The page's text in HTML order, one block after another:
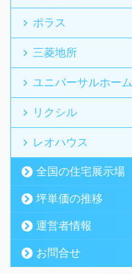
ポラス
三菱地所
ユニバーサルホーム
リクシル
レオハウス
全国の住宅展示場
坪単価の推移
運営者情報
お問合せ